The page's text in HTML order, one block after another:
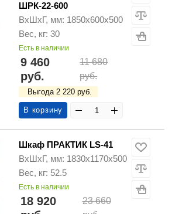
ШРК-22-600
ВхШхГ, мм: 1850х600х500
Вес, кг: 30
Есть в наличии
9 460
руб.
11 680
руб.
Выгода 2 220 руб.
В корзину
Шкаф ПРАКТИК LS-41
ВхШхГ, мм: 1830х1170х500
Вес, кг: 52.5
Есть в наличии
18 920
23 660